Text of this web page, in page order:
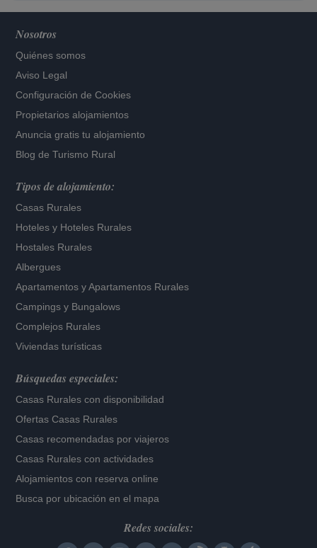
Nosotros
Quiénes somos
Aviso Legal
Configuración de Cookies
Propietarios alojamientos
Anuncia gratis tu alojamiento
Blog de Turismo Rural
Tipos de alojamiento:
Casas Rurales
Hoteles y Hoteles Rurales
Hostales Rurales
Albergues
Apartamentos yApartamentos Rurales
Campings y Bungalows
Complejos Rurales
Viviendas turísticas
Búsquedas especiales:
Casas Rurales con disponibilidad
Ofertas Casas Rurales
Casas recomendadas por viajeros
Casas Rurales con actividades
Alojamientos con reserva online
Busca por ubicación en el mapa
Redes sociales: